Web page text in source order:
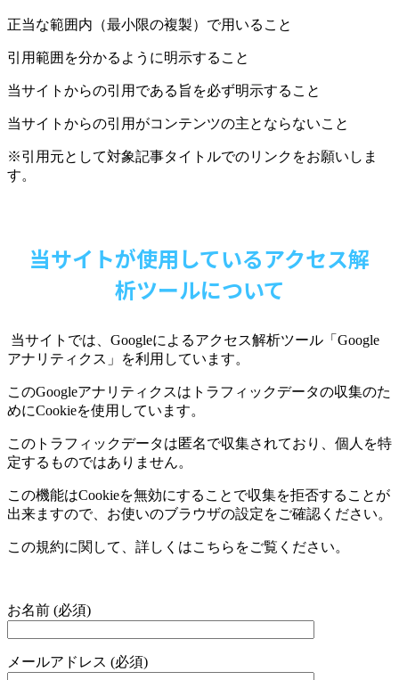
正当な範囲内（最小限の複製）で用いること
引用範囲を分かるように明示すること
当サイトからの引用である旨を必ず明示すること
当サイトからの引用がコンテンツの主とならないこと
※引用元として対象記事タイトルでのリンクをお願いしま
す。
当サイトが使用しているアクセス解
析ツールについて
当サイトでは、 Googleによるアクセス解析ツール「 Google
アナリティクス」を利用しています。
このGoogleアナリティクスはトラフィックデータの収集のた
めにCookieを使用しています。
このトラフィックデータは匿名で収集されており、個人を特
定するものではありません。
この機能はCookieを無効にすることで収集を拒否することが
出来ますので、お使いのブラウザの設定をご確認ください。
この規約に関して、詳しくはこちらをご覧ください。
お名前 (必須)
メールアドレス (必須)